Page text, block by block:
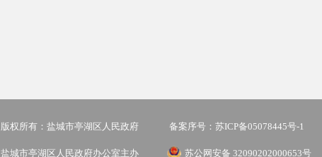
版权所有：盐城市亭湖区人民政府 备案序号：苏ICP备05078445号-1
盐城市亭湖区人民政府办公室主办 苏公网安备 32090202000653号